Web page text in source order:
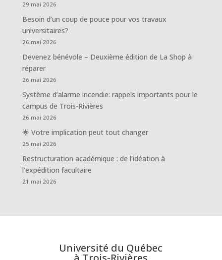
29 mai 2026
Besoin d’un coup de pouce pour vos travaux
universitaires?
26 mai 2026
Devenez bénévole – Deuxième édition de La Shop à
réparer
26 mai 2026
Système d’alarme incendie: rappels importants pour le
campus de Trois-Rivières
26 mai 2026
🌟 Votre implication peut tout changer
25 mai 2026
Restructuration académique : de l’idéation à
l’expédition facultaire
21 mai 2026
Université du Québec